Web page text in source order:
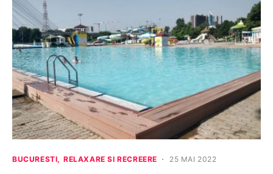
BUCURESTI RELAXARE SI RECREERE 25 MAI 2022